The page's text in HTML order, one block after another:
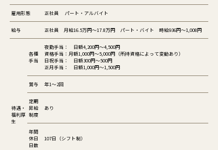
雇用形態 正社員 パート・アルバイト
給与 正社員 月給16.5万円～17.8万円 パート・バイト 時給936円～1,008円
待遇・
福利厚
生
各種
手当
夜勤手当： 日額4,200円～4,500円
資格手当：月額1,000円～5,000円（所持資格によって変動あり）
日祝手当： 日額300円～500円
正月手当： 日額1,000円～1,500円
賞与 年1～2回
定期
昇給
制度
あり
年間
休日
日数
107日（シフト制）